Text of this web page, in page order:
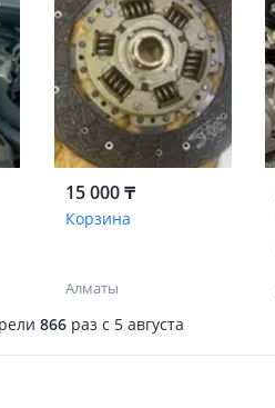
15 000 ₸
Корзина
Алматы
866 раз c 5 августа